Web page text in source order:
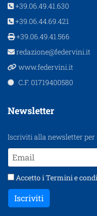
+39.06.49.41.630
+39.06.44.69.421
+39.06.49.41.566
redazione@federvini.it
www.federvini.it
C.F. 01719400580
Newsletter
Iscriviti alla newsletter per
Accetto iTermini e
Iscriviti